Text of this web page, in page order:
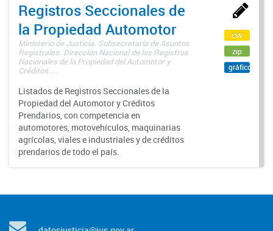
Registros Seccionales de
la Propiedad Automotor
Ministerio de Justicia. Subsecretaría de Asuntos
Registrales. Dirección Nacional de los Registros
Nacionales de la Propiedad del Automotor y
Créditos ...
Listados de Registros Seccionales de la
Propiedad del Automotor y Créditos
Prendarios, con competencia en
automotores, motovehículos, maquinarias
agrícolas, viales e industriales y de créditos
prendarios de todo el país.
csv
zip
gráfico